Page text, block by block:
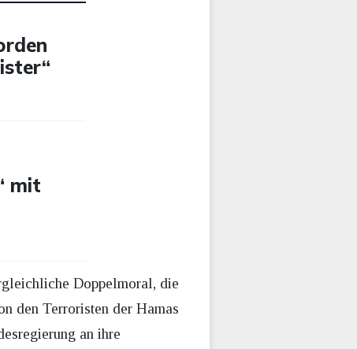
mit
Doppelmoral, die
den Terroristen der Hamas
an ihre